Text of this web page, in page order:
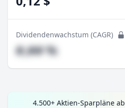
Dividendenwachstum (CAGR)
#,## %
4.500+ Aktien-Sparpläne